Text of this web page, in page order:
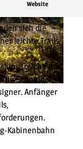
Willingen, Leopold Herm
ann |CC-BY-SA
Website
sich über
sich die
leichte Trails
und
Schneider,
Anfänger
Kabinenbahn